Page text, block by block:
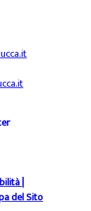
|
del Sito